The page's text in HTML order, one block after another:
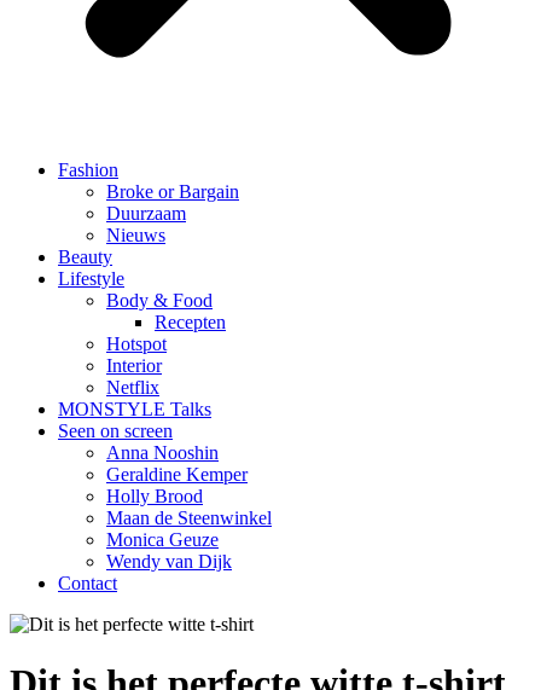
Fashion
Broke or Bargain
Duurzaam
Nieuws
Beauty
Lifestyle
Body & Food
Recepten
Hotspot
Interior
Netflix
MONSTYLE Talks
Seen on screen
Anna Nooshin
Geraldine Kemper
Holly Brood
Maan de Steenwinkel
Monica Geuze
Wendy van Dijk
Contact